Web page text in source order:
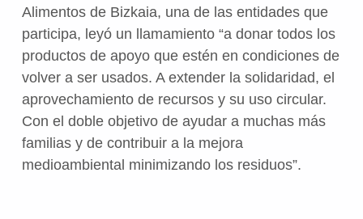
Alimentos de Bizkaia, una de las entidades que
participa, leyó un llamamiento “a donar todos los
productos de apoyo que estén en condiciones de
volver a ser usados. A extender la solidaridad, el
aprovechamiento de recursos y su uso circular.
Con el doble objetivo de ayudar a muchas más
familias y de contribuir a la mejora
medioambiental minimizando los residuos”.